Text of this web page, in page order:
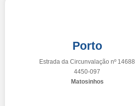
Porto
Estrada da Circunvalação nº 14688
4450-097
Matosinhos